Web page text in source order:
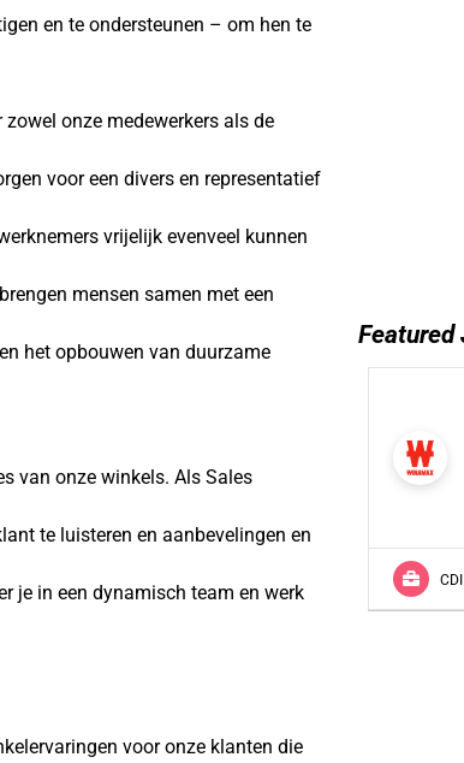
en te ondersteunen – om hen te
onze medewerkers als de
voor een divers en representatief
vrijelijk evenveel kunnen
mensen samen met een
het opbouwen van duurzame
van onze winkels. Als Sales
te luisteren en aanbevelingen en
je in een dynamisch team en werk
voor onze klanten die
Featured
CDI